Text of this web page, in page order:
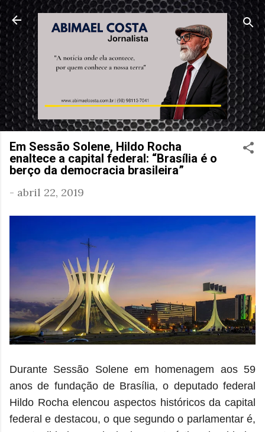
Pular para o conteúdo principal
Em Sessão Solene, Hildo Rocha
enaltece a capital federal: “Brasília é o
berço da democracia brasileira”
- abril 22, 2019
Durante Sessão Solene em homenagem aos 59
anos de fundação de Brasília, o deputado federal
Hildo Rocha elencou aspectos históricos da capital
federal e destacou, o que segundo o parlamentar é,